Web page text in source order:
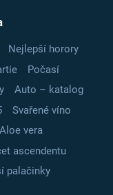
Nejlepší horory
Počasí
Auto – katalog
Svařené víno
Aloe vera
ascendentu
palačinky